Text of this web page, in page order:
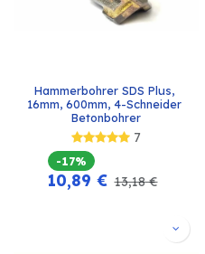
Hammerbohrer SDS Plus,
16mm, 600mm, 4-Schneider
Betonbohrer
7
-17%
10,89 € 13,18€